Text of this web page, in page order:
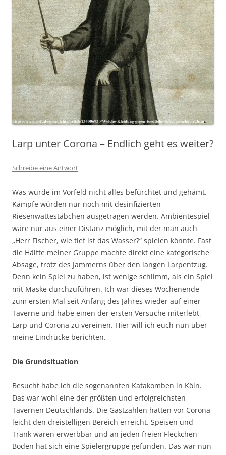
Larp unter Corona – Endlich geht es weiter?
Schreibe eine Antwort
Was wurde im Vorfeld nicht alles befürchtet und gehämt.
Kämpfe würden nur noch mit desinfizierten
Riesenwattestäbchen ausgetragen werden. Ambientespiel
wäre nur aus einer Distanz möglich, mit der man auch
„Herr Fischer, wie tief ist das Wasser?“ spielen könnte. Fast
die Hälfte meiner Gruppe machte direkt eine kategorische
Absage, trotz des Jammerns über den langen Larpentzug.
Denn kein Spiel zu haben, ist wenige schlimm, als ein Spiel
mit Maske durchzuführen. Ich war dieses Wochenende
zum ersten Mal seit Anfang des Jahres wieder auf einer
Taverne und habe einen der ersten Versuche miterlebt,
Larp und Corona zu vereinen. Hier will ich euch nun über
meine Eindrücke berichten.
Die Grundsituation
Besucht habe ich die sogenannten Katakomben in Köln.
Das war wohl eine der größten und erfolgreichsten
Tavernen Deutschlands. Die Gastzahlen hatten vor Corona
leicht den dreistelligen Bereich erreicht. Speisen und
Trank waren erwerbbar und an jeden freien Fleckchen
Boden hat sich eine Spielergruppe gefunden. Das war nun